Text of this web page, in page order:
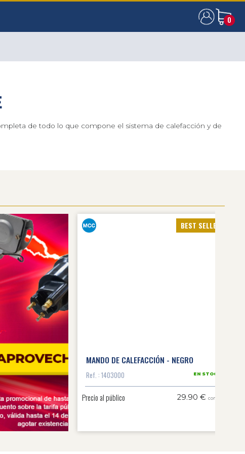
0
0
de todo lo que compone el sistema de calefacción y de
BEST SELLERS
MANDO DE CALEFACCIÓN - NEGRO
Ref. : 1403000 EN STOCK
Precio al público 29.90 € con IVA